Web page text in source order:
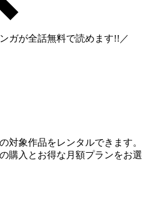
ガが全話無料で読めます!!／
対象作品をレンタルできます。
購入とお得な月額プランをお選